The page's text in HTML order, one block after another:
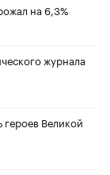
на 6,3%
журнала
Великой